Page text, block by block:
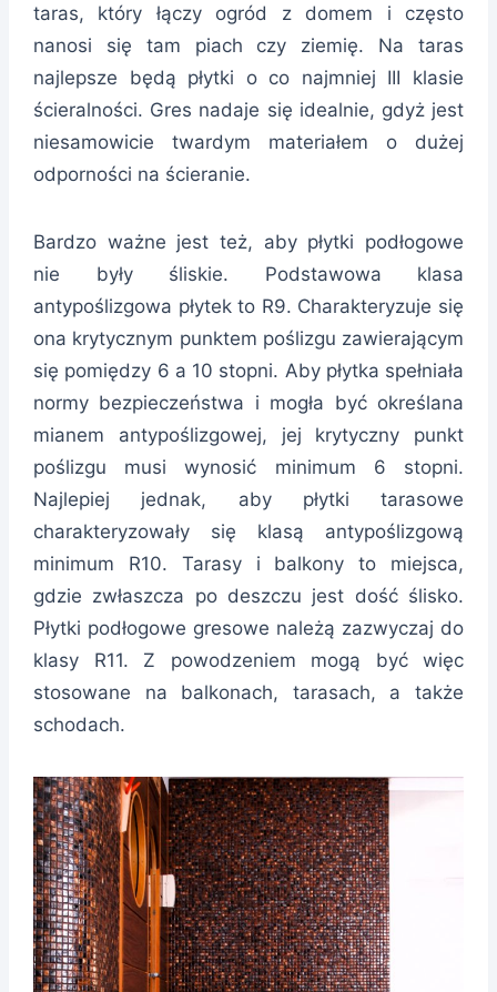
taras, który łączy ogród z domem i często
nanosi się tam piach czy ziemię. Na taras
najlepsze będą płytki o co najmniej III klasie
ścieralności. Gres nadaje się idealnie, gdyż jest
niesamowicie twardym materiałem o dużej
odporności na ścieranie.
Bardzo ważne jest też, aby płytki podłogowe
nie były śliskie. Podstawowa klasa
antypoślizgowa płytek to R9. Charakteryzuje się
ona krytycznym punktem poślizgu zawierającym
się pomiędzy 6 a 10 stopni. Aby płytka spełniała
normy bezpieczeństwa i mogła być określana
mianem antypoślizgowej, jej krytyczny punkt
poślizgu musi wynosić minimum 6 stopni.
Najlepiej jednak, aby płytki tarasowe
charakteryzowały się klasą antypoślizgową
minimum R10. Tarasy i balkony to miejsca,
gdzie zwłaszcza po deszczu jest dość ślisko.
Płytki podłogowe gresowe należą zazwyczaj do
klasy R11. Z powodzeniem mogą być więc
stosowane na balkonach, tarasach, a także
schodach.